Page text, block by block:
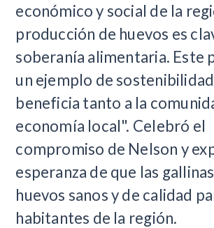
económico y social de la
producción de huevos es
soberanía alimentaria. Este
un ejemplo de
beneficia tanto a la
economía local". Celebró el
compromiso de Nelson y
esperanza de que las
huevos sanos y de calidad
habitantes de la región.